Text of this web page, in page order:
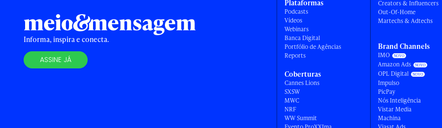
Informa, inspira e conecta.
ASSINE JÁ
Plataformas
Podcasts
Vídeos
Webinars
Banca Digital
Portfólio de Agências
Reports
Coberturas
Cannes Lions
SXSW
MWC
NRF
WW Summit
Creators & Influencers
Out-Of-Home
Martechs & Adtechs
Brand Channels
IMO
Amazon Ads
OPL Digital
Impulso
PicPay
Nós Inteligência
Vistar Media
Machina